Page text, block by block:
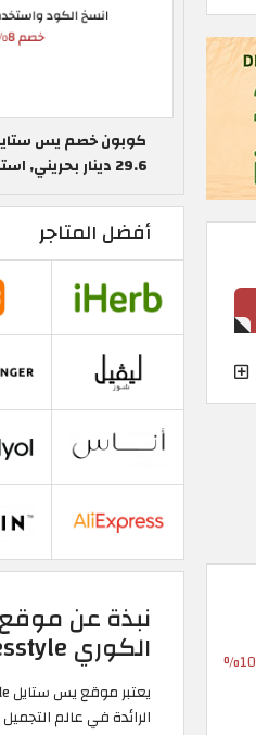
29.6 دينار بحريني, استخدم كود خصم 24BREEZY
أفضل المتاجر
نبذة عن
الكوري Yesstyle بالعربي
الرائدة في عالم التجميل